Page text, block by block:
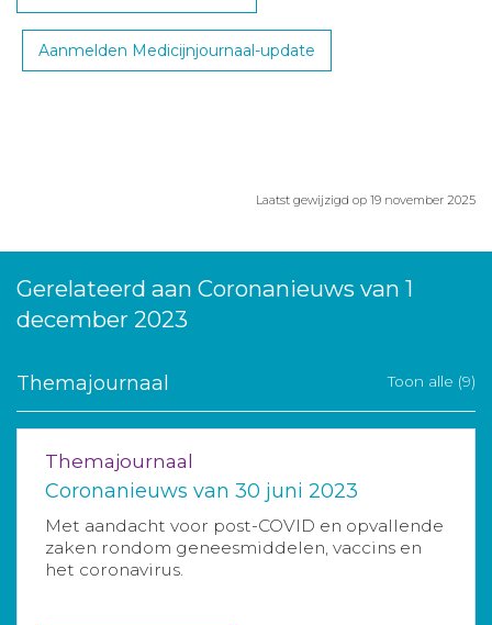
Aanmelden Medicijnjournaal-update
Laatst gewijzigd op 19 november 2025
Gerelateerd aan Coronanieuws van 1
december 2023
Themajournaal Toon alle (9)
Themajournaal
Coronanieuws van 30 juni 2023
Met aandacht voor post-COVID en opvallende
zaken rondom geneesmiddelen, vaccins en
het coronavirus.